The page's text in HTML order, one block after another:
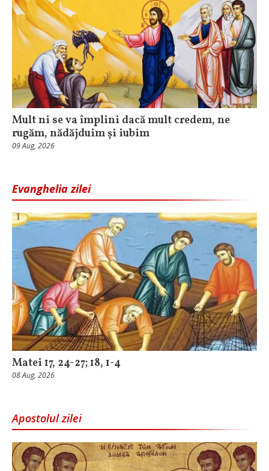
Mult ni se va împlini dacă mult credem, ne
rugăm, nădăjduim și iubim
09 Aug, 2026
Evanghelia zilei
Matei 17, 24-27; 18, 1-4
08 Aug, 2026
Apostolul zilei